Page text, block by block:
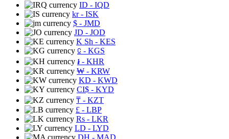
ID - IQD
kr- ISK
$ - JMD
JD - JOD
K Sh - KES
⃀ - KGS
៛ - KHR
₩ - KRW
KD - KWD
CI$ - KYD
₸ - KZT
£ - LBP
Rs - LKR
LD - LYD
DH - MAD